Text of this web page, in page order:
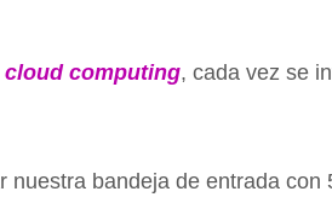
cloud computing, cada vez se
nuestra bandeja de entrada